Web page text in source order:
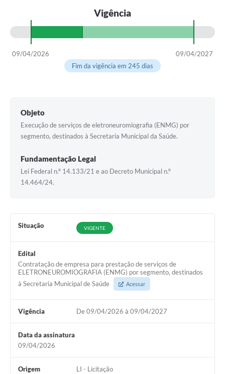
Vigência
09/04/2026
09/04/2027
Fim da vigência em 245 dias
Objeto
Execução de serviços de eletroneuromiografia (ENMG) por
segmento, destinados à Secretaria Municipal da Saúde.
Fundamentação Legal
Lei Federal n.º 14.133/21 e ao Decreto Municipal n.º
14.464/24.
Situação VIGENTE
Edital
Contratação de empresa para prestação de serviços de
ELETRONEUROMIOGRAFIA (ENMG) por segmento, destinados
à Secretaria Municipal de Saúde
Acessar
Vigência De 09/04/2026 à 09/04/2027
Data da assinatura
09/04/2026
Origem LI - Licitação